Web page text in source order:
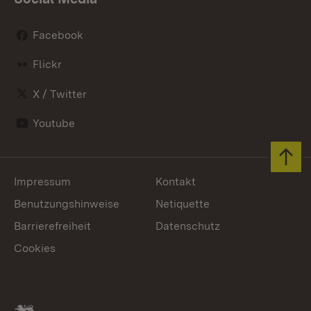
Facebook
Flickr
X / Twitter
Youtube
Impressum
Kontakt
Benutzungshinweise
Netiquette
Barrierefreiheit
Datenschutz
Cookies